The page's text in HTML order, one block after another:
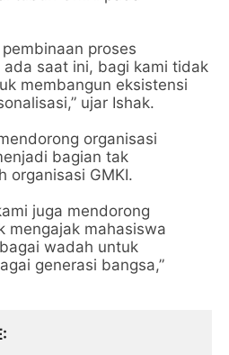
proses
ada saat ini, bagi kami tidak
membangun eksistensi
ujar Ishak.
organisasi
bagian tak
organisasi GMKI.
juga mendorong
mengajak mahasiswa
wadah untuk
generasi bangsa,”